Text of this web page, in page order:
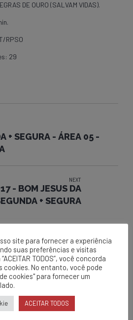
DE OURO (SALVAM VIDAS).
RPSO
29
+ SEGURA - ÁREA 05 -
NEXT
- BOM JESUS DA
+ SEGURA
site para fornecer a experiência
suas preferências e visitas
TODOS”, você concorda
cookies. No entanto, você pode
cookies" para fornecer um
ACEITAR TODOS